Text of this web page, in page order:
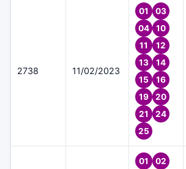
2738 11/02/2023
01
03
04
10
11
12
13
14
15
16
19
20
21
24
25
01
02